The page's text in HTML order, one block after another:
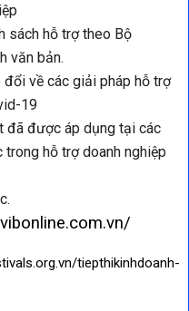
sách hỗ trợ theo Bộ
văn bản.
đổi về các giải pháp hỗ trợ
19
đã được áp dụng tại các
hỗ trợ doanh nghiệp
tiepthikinhdoanh-